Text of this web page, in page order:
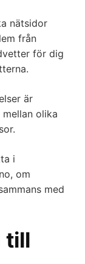
nätsidor
från
för dig
är
olika
i
om
med
till